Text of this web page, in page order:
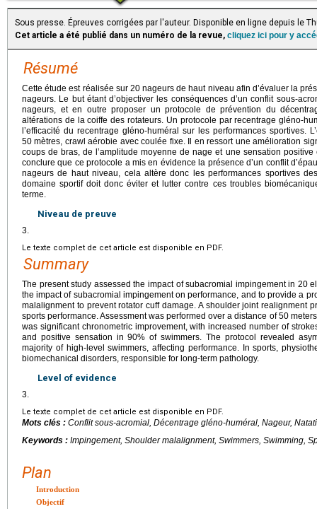
Sous presse. Épreuves corrigées par l'auteur. Disponible en ligne depuis le
Cet article a été publié dans un numéro de la revue, cliquez ici pour y
Résumé
Cette étude est réalisée sur 20 nageurs de haut niveau afin d’évaluer la
nageurs. Le but étant d’objectiver les conséquences d’un conflit sous-
nageurs, et en outre proposer un protocole de prévention du
altérations de la coiffe des rotateurs. Un protocole par recentrage gléno-
l’efficacité du recentrage gléno-huméral sur les performances sportives.
50 mètres, crawl aérobie avec coulée fixe. Il en ressort une amélioration
coups de bras, de l’amplitude moyenne de nage et une sensation
conclure que ce protocole a mis en évidence la présence d’un conflit
nageurs de haut niveau, cela altère donc les performances sportives
domaine sportif doit donc éviter et lutter contre ces troubles
terme.
Niveau de preuve
3.
Le texte complet de cet article est disponible en PDF.
Summary
The present study assessed the impact of subacromial impingement in 20
the impact of subacromial impingement on performance, and to provide a
malalignment to prevent rotator cuff damage. A shoulder joint realignment
sports performance. Assessment was performed over a distance of 50
was significant chronometric improvement, with increased number of
and positive sensation in 90% of swimmers. The protocol revealed
majority of high-level swimmers, affecting performance. In sports,
biomechanical disorders, responsible for long-term pathology.
Level of evidence
3.
Le texte complet de cet article est disponible en PDF.
Mots clés : Conflit sous-acromial, Décentrage gléno-huméral, Nageur,
Keywords : Impingement, Shoulder malalignment, Swimmers, Swimming,
Plan
Introduction
Objectif